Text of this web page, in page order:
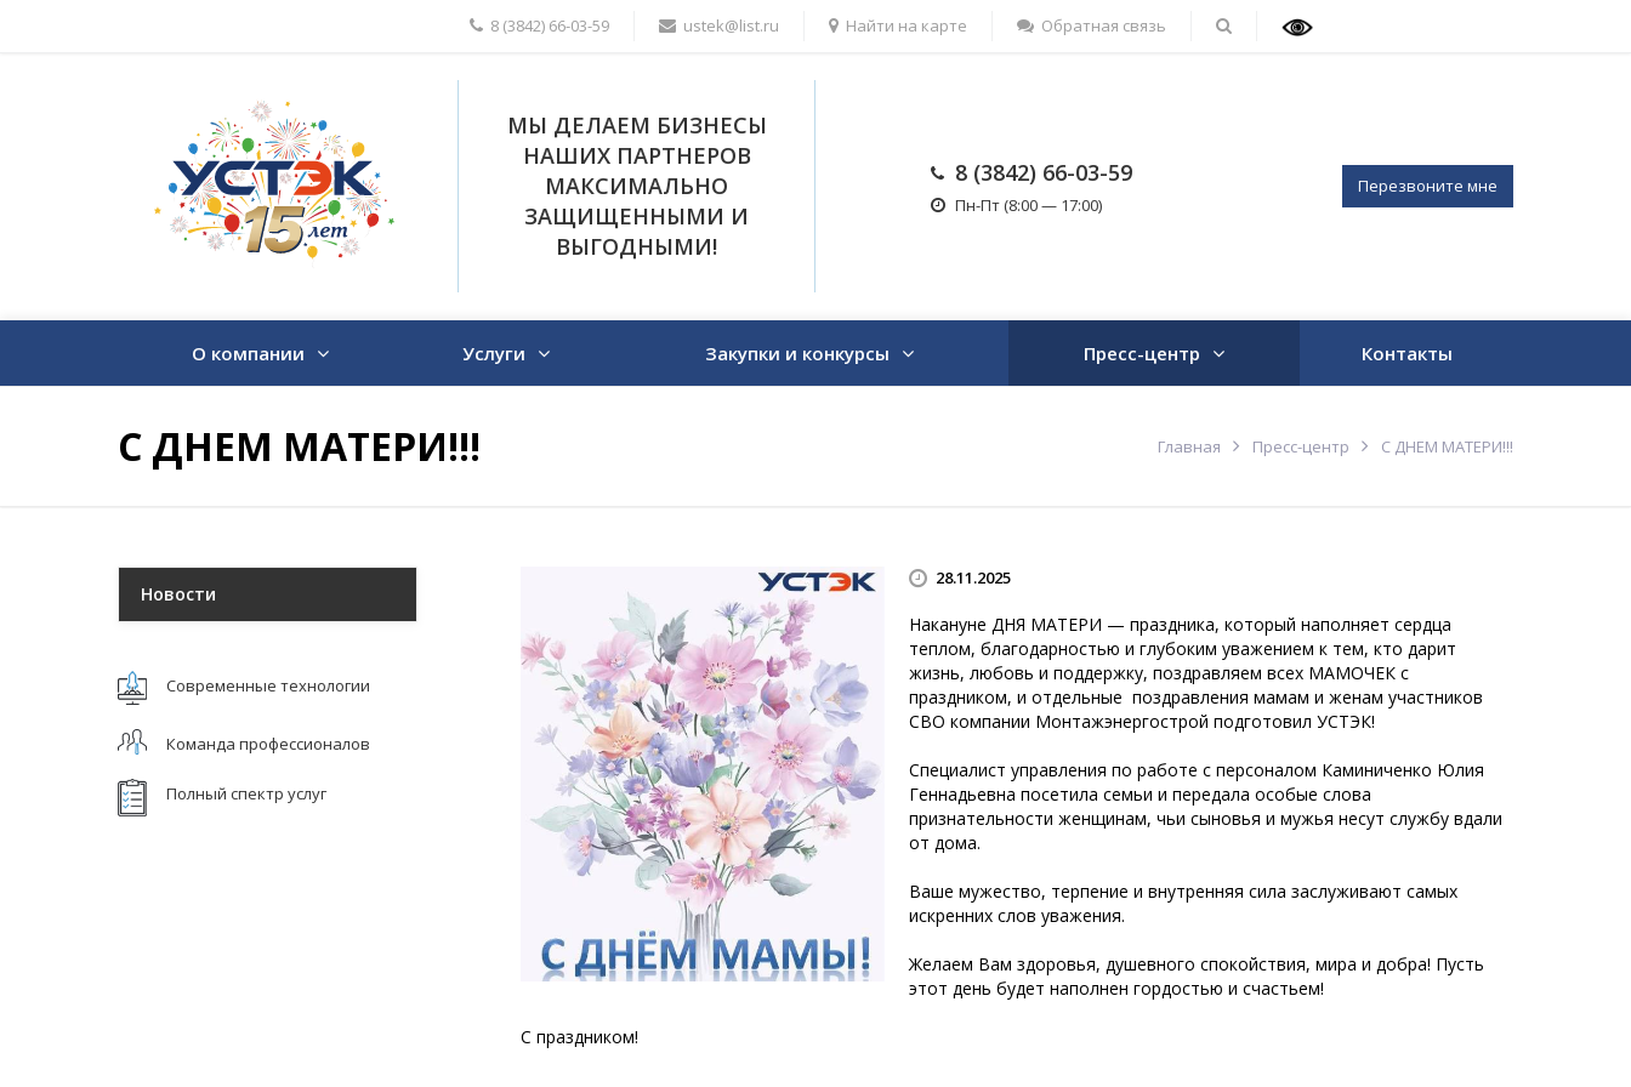
8 (3842) 66-03-59 ustek@list.ru Найти на карте Обратная связь
МЫ ДЕЛАЕМ БИЗНЕСЫ
НАШИХ ПАРТНЕРОВ
МАКСИМАЛЬНО
ЗАЩИЩЕННЫМИ И
ВЫГОДНЫМИ!
8 (3842) 66-03-59
Пн-Пт (8:00 — 17:00)
Перезвоните мне
О компании Услуги Закупки и конкурсы Пресс-центр Контакты
С ДНЕМ МАТЕРИ!!! Главная Пресс-центр С ДНЕМ МАТЕРИ!!!
28.11.2025
Накануне ДНЯ МАТЕРИ — праздника, который наполняет сердца
теплом, благодарностью и глубоким уважением к тем, кто дарит
жизнь, любовь и поддержку, поздравляем всех МАМОЧЕК с
праздником, и отдельные поздравления мамам и женам участников
СВО компании Монтажэнергострой подготовил УСТЭК!
Специалист управления по работе с персоналом Каминиченко Юлия
Геннадьевна посетила семьи и передала особые слова
признательности женщинам, чьи сыновья и мужья несут службу вдали
от дома.
Ваше мужество, терпение и внутренняя сила заслуживают самых
искренних слов уважения.
Желаем Вам здоровья, душевного спокойствия, мира и добра! Пусть
этот день будет наполнен гордостью и счастьем!
С праздником!
Новости
Современные технологии
Команда профессионалов
Полный спектр услуг